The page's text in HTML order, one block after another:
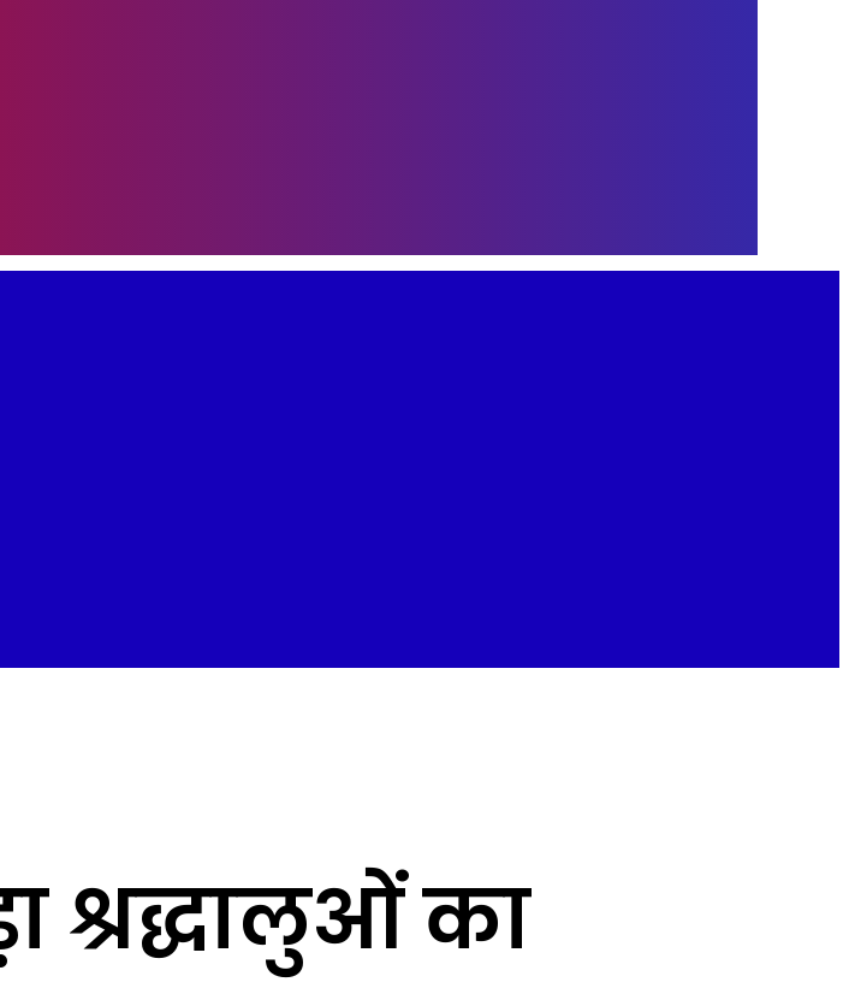
श्रद्धालुओं का